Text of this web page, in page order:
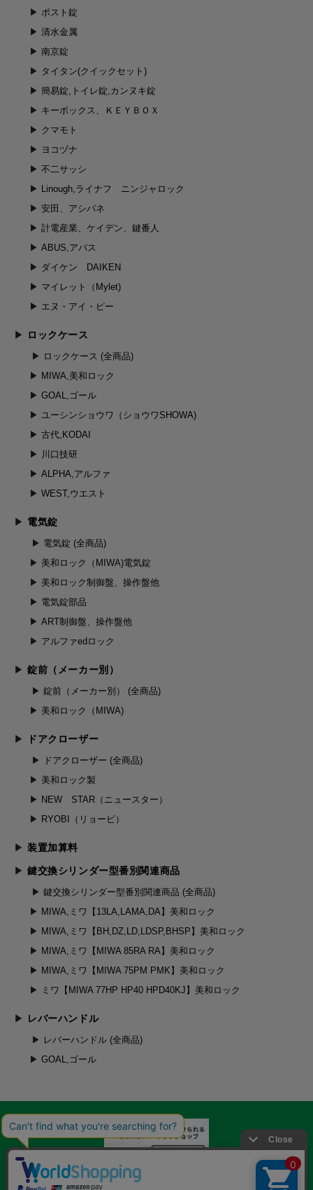
ポスト錠
清水金属
南京錠
タイタン(クイックセット)
簡易錠,トイレ錠,カンヌキ錠
キーボックス、ＫＥＹＢＯＸ
クマモト
ヨコヅナ
不二サッシ
Linough,ライナフ ニンジャロック
安田、アシバネ
計電産業、ケイデン、鍵番人
ABUS,アバス
ダイケン DAIKEN
マイレット（Mylet)
エヌ・アイ・ピー
ロックケース
ロックケース (全商品)
MIWA,美和ロック
GOAL,ゴール
ユーシンショウワ（ショウワSHOWA)
古代,KODAI
川口技研
ALPHA,アルファ
WEST,ウエスト
電気錠
電気錠 (全商品)
美和ロック（MIWA)電気錠
美和ロック制御盤、操作盤他
電気錠部品
ART制御盤、操作盤他
アルファedロック
錠前（メーカー別）
錠前（メーカー別） (全商品)
美和ロック（MIWA)
ドアクローザー
ドアクローザー (全商品)
美和ロック製
NEW STAR（ニュースター）
RYOBI（リョービ）
装置加算料
鍵交換シリンダー型番別関連商品
鍵交換シリンダー型番別関連商品 (全商品)
MIWA,ミワ【13LA,LAMA,DA】美和ロック
MIWA,ミワ【BH,DZ,LD,LDSP,BHSP】美和ロック
MIWA,ミワ【MIWA 85RA RA】美和ロック
MIWA,ミワ【MIWA 75PM PMK】美和ロック
ミワ【MIWA 77HP HP40 HPD40KJ】美和ロック
レバーハンドル
レバーハンドル (全商品)
GOAL,ゴール